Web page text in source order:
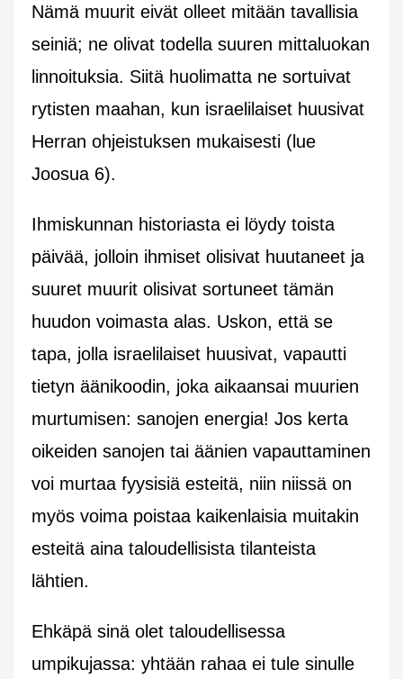
Nämä muurit eivät olleet mitään tavallisia
seiniä; ne olivat todella suuren mittaluokan
linnoituksia. Siitä huolimatta ne sortuivat
rytisten maahan, kun israelilaiset huusivat
Herran ohjeistuksen mukaisesti (lue
Joosua 6).
Ihmiskunnan historiasta ei löydy toista
päivää, jolloin ihmiset olisivat huutaneet ja
suuret muurit olisivat sortuneet tämän
huudon voimasta alas. Uskon, että se
tapa, jolla israelilaiset huusivat, vapautti
tietyn äänikoodin, joka aikaansai muurien
murtumisen: sanojen energia! Jos kerta
oikeiden sanojen tai äänien vapauttaminen
voi murtaa fyysisiä esteitä, niin niissä on
myös voima poistaa kaikenlaisia muitakin
esteitä aina taloudellisista tilanteista
lähtien.
Ehkäpä sinä olet taloudellisessa
umpikujassa: yhtään rahaa ei tule sinulle